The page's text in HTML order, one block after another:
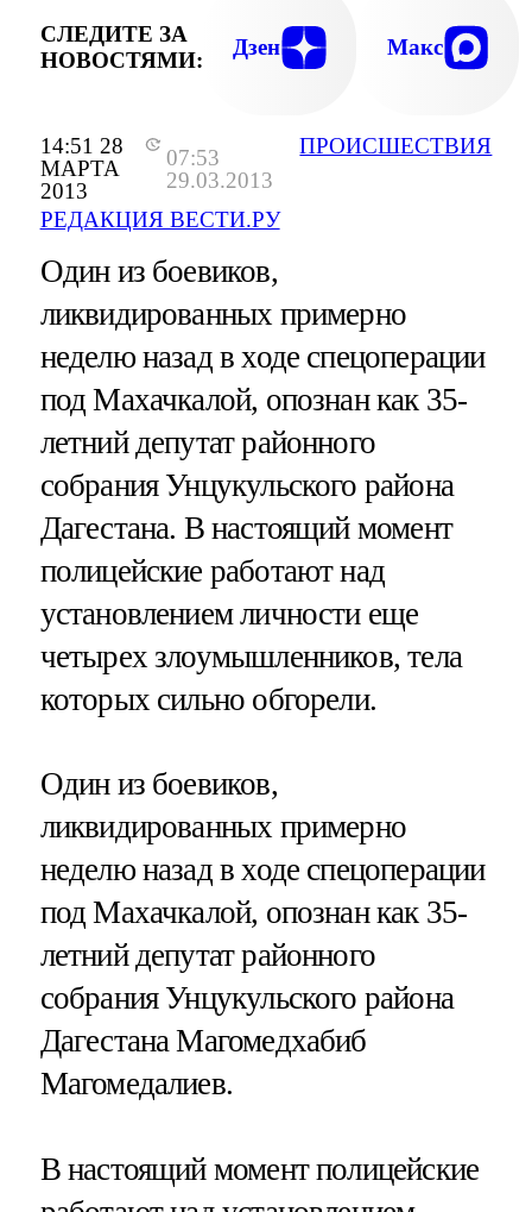
14:51 28
МАРТА
2013
07:53
29.03.2013
РЕДАКЦИЯ ВЕСТИ.РУ
ПРОИСШЕСТВИЯ
СЛЕДИТЕ ЗА
НОВОСТЯМИ:
Дзен Макс
Один из боевиков,
ликвидированных примерно
неделю назад в ходе спецоперации
под Махачкалой, опознан как 35-
летний депутат районного
собрания Унцукульского района
Дагестана. В настоящий момент
полицейские работают над
установлением личности еще
четырех злоумышленников, тела
которых сильно обгорели.
Один из боевиков,
ликвидированных примерно
неделю назад в ходе спецоперации
под Махачкалой, опознан как 35-
летний депутат районного
собрания Унцукульского района
Дагестана Магомедхабиб
Магомедалиев.
В настоящий момент полицейские